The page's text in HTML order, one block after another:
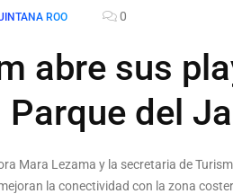
ROO 0
abre sus
Parque del
Mara Lezama y la secretaria de
la conectividad con la zona